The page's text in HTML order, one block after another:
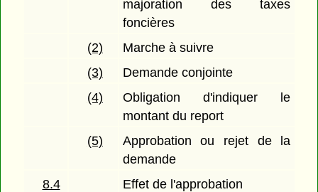
majoration des taxes
foncières
(2)
Marche à suivre
(3)
Demande conjointe
(4)
Obligation d'indiquer le
montant du report
(5)
Approbation ou rejet de la
demande
8.4
Effet de l'approbation